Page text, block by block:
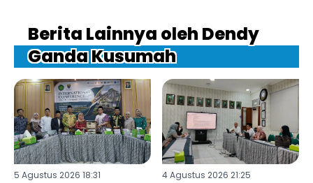
Berita Lainnya oleh Dendy
Ganda Kusumah
5 Agustus 2026 18:31 4 Agustus 2026 21:25